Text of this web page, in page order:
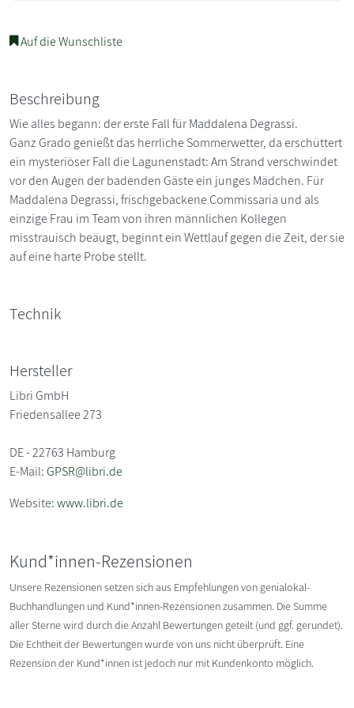
Auf die Wunschliste
Beschreibung
Wie alles begann: der erste Fall für Maddalena Degrassi.
Ganz Grado genießt das herrliche Sommerwetter, da erschüttert
ein mysteriöser Fall die Lagunenstadt: Am Strand verschwindet
vor den Augen der badenden Gäste ein junges Mädchen. Für
Maddalena Degrassi, frischgebackene Commissaria und als
einzige Frau im Team von ihren männlichen Kollegen
misstrauisch beäugt, beginnt ein Wettlauf gegen die Zeit, der sie
auf eine harte Probe stellt.
Technik
Hersteller
Libri GmbH
Friedensallee 273
DE - 22763 Hamburg
E-Mail:GPSR@libri.de
Website:www.libri.de
Kund*innen-Rezensionen
Unsere Rezensionen setzen sich aus Empfehlungen von genialokal-
Buchhandlungen und Kund*innen-Rezensionen zusammen. Die Summe
aller Sterne wird durch die Anzahl Bewertungen geteilt (und ggf. gerundet).
Die Echtheit der Bewertungen wurde von uns nicht überprüft. Eine
Rezension der Kund*innen ist jedoch nur mit Kundenkonto möglich.